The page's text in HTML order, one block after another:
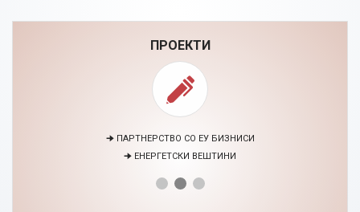
ПРОЕКТИ
🠊 ПАРТНЕРСТВО СО ЕУ БИЗНИСИ
🠊 ЕНЕРГЕТСКИ ВЕШТИНИ